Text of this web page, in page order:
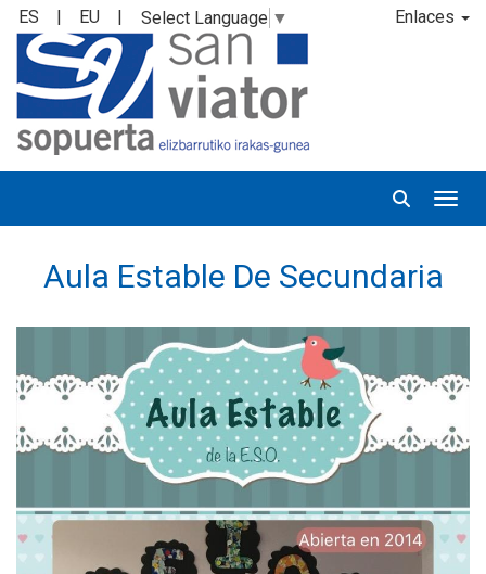
Enlaces
ES | EU | Select Language ▼
Aula Estable De Secundaria